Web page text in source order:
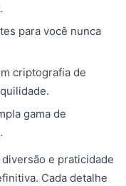
para você nunca
criptografia de
gama de
e praticidade
Cada detalhe